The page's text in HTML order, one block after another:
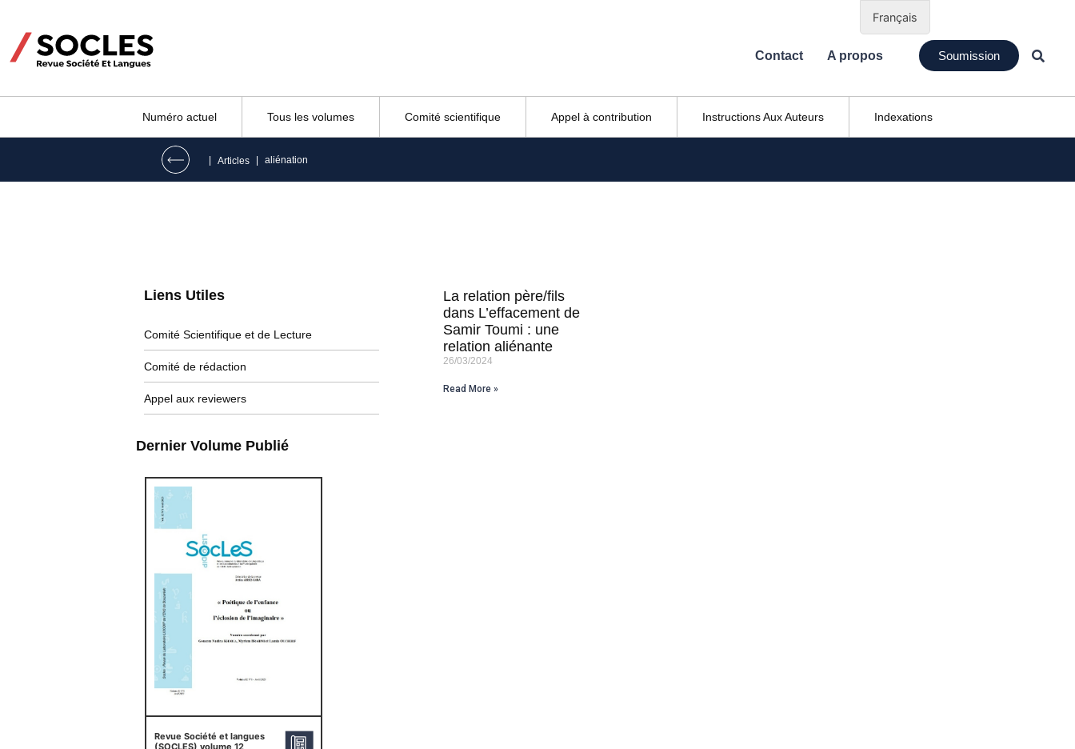
Contact A propos Soumission
Numéro actuel Tous les volumes Comité scientifique Appel à contribution Instructions Aux Auteurs Indexations
| Articles | aliénation
Liens Utiles​
Comité Scientifique et de Lecture
Comité de rédaction
Appel aux reviewers
Dernier Volume Publié
Revue Société et langues
(SOCLES) volume 12
La relation père/fils
dans L’effacement de
Samir Toumi : une
relation aliénante
26/03/2024
Read More »
Français